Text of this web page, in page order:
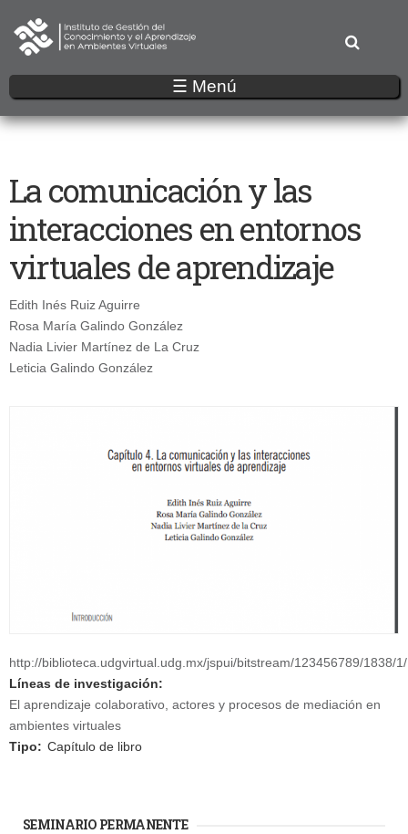
al
contenido
principal
☰ Menú
La comunicación y las
interacciones en entornos
virtuales de aprendizaje
Edith Inés Ruiz Aguirre
Rosa María Galindo González
Nadia Livier Martínez de La Cruz
Leticia Galindo González
http://biblioteca.udgvirtual.udg.mx/jspui/bitstream/123456789/1838/
Líneas de investigación:
El aprendizaje colaborativo, actores y procesos de mediación en
ambientes virtuales
Tipo: Capítulo de libro
SEMINARIO PERMANENTE